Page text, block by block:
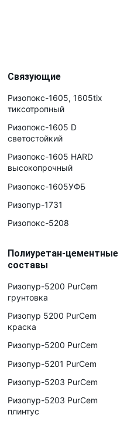
Связующие
Ризопокс-1605, 1605tix
тиксотропный
Ризопокс-1605 D
светостойкий
Ризопокс-1605 HARD
высокопрочный
Ризопокс-1605УФБ
Ризопур-1731
Ризопокс-5208
Полиуретан-цементные
составы
Ризопур-5200 PurCem
грунтовка
Ризопур 5200 PurCem
краска
Ризопур-5200 PurCem
Ризопур-5201 PurCem
Ризопур-5203 PurCem
Ризопур-5203 PurCem
плинтус